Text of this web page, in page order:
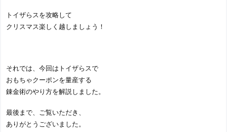
トイザらスを攻略して
クリスマス楽しく越しましょう！
それでは、今回はトイザらスで
おもちゃクーポンを量産する
錬金術のやり方を解説しました。
最後まで、ご覧いただき、
ありがとうございました。